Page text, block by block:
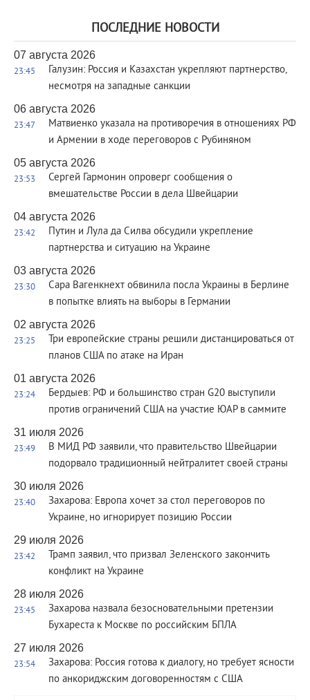
ПОСЛЕДНИЕ НОВОСТИ
07 августа 2026
23:45
Галузин: Россия и Казахстан укрепляют партнерство,
несмотря на западные санкции
06 августа 2026
23:47
Матвиенко указала на противоречия в отношениях РФ
и Армении в ходе переговоров с Рубиняном
05 августа 2026
23:53
Сергей Гармонин опроверг сообщения о
вмешательстве России в дела Швейцарии
04 августа 2026
23:42
Путин и Лула да Силва обсудили укрепление
партнерства и ситуацию на Украине
03 августа 2026
23:30
Сара Вагенкнехт обвинила посла Украины в Берлине
в попытке влиять на выборы в Германии
02 августа 2026
23:25
Три европейские страны решили дистанцироваться от
планов США по атаке на Иран
01 августа 2026
23:24
Бердыев: РФ и большинство стран G20 выступили
против ограничений США на участие ЮАР в саммите
31 июля 2026
23:49
В МИД РФ заявили, что правительство Швейцарии
подорвало традиционный нейтралитет своей страны
30 июля 2026
23:40
Захарова: Европа хочет за стол переговоров по
Украине, но игнорирует позицию России
29 июля 2026
23:42
Трамп заявил, что призвал Зеленского закончить
конфликт на Украине
28 июля 2026
23:45
Захарова назвала безосновательными претензии
Бухареста к Москве по российским БПЛА
27 июля 2026
23:54
Захарова: Россия готова к диалогу, но требует ясности
по анкориджским договоренностям с США